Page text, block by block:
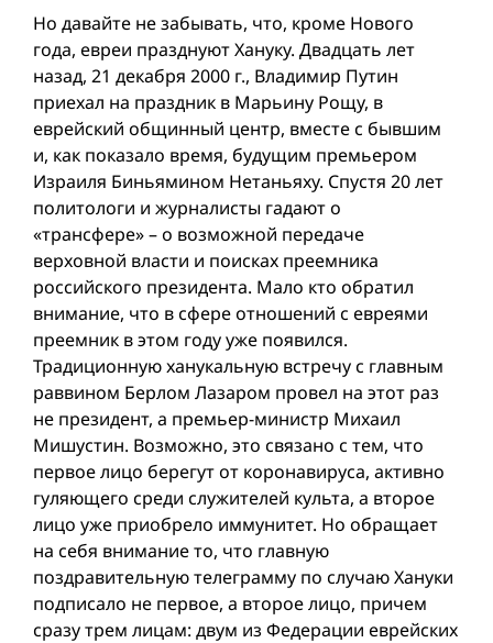
Но давайте не забывать, что, кроме Нового
года, евреи празднуют Хануку. Двадцать лет
назад, 21 декабря 2000 г., Владимир Путин
приехал на праздник в Марьину Рощу, в
еврейский общинный центр, вместе с бывшим
и, как показало время, будущим премьером
Израиля Биньямином Нетаньяху. Спустя 20 лет
политологи и журналисты гадают о
«трансфере» – о возможной передаче
верховной власти и поисках преемника
российского президента. Мало кто обратил
внимание, что в сфере отношений с евреями
преемник в этом году уже появился.
Традиционную ханукальную встречу с главным
раввином Берлом Лазаром провел на этот раз
не президент, а премьер-министр Михаил
Мишустин. Возможно, это связано с тем, что
первое лицо берегут от коронавируса, активно
гуляющего среди служителей культа, а второе
лицо уже приобрело иммунитет. Но обращает
на себя внимание то, что главную
поздравительную телеграмму по случаю Хануки
подписало нe первое, а второе лицо, причем
сразу трем лицам: двум из Федерации еврейских